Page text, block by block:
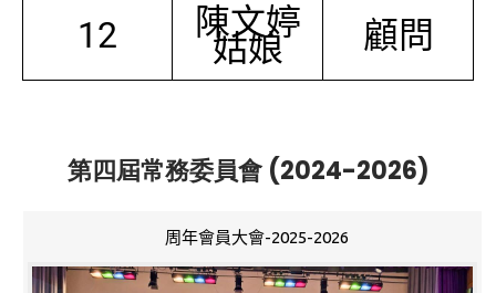
12 陳文婷
姑娘 顧問
第四屆常務委員會 (2024-2026)
周年會員大會-2025-2026